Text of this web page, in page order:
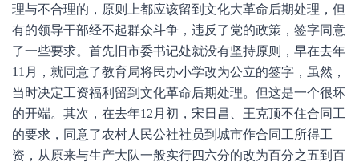
理与不合理的，原则上都应该留到文化大革命后期处理，但
有的领导干部经不起群众斗争，违反了党的政策，签字同意
了一些要求。首先旧市委书记处就没有坚持原则，早在去年
11月，就同意了教育局将民办小学改为公立的签字，虽然，
当时决定工资福利留到文化革命后期处理。但这是一个很坏
的开端。其次，在去年12月初，宋日昌、王克顶不住合同工
的要求，同意了农村人民公社社员到城市作合同工所得工
资，从原来与生产大队一般实行四六分的改为百分之五到百